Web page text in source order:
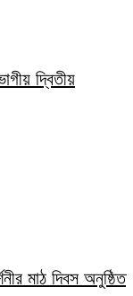
দ্বিতীয়
মাঠ দিবস অনুষ্ঠিত